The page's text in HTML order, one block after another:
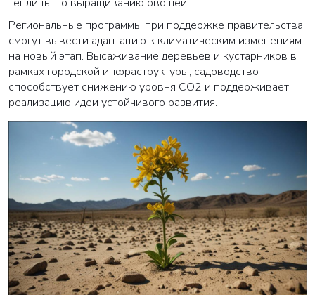
Региональные программы при поддержке правительства
смогут вывести адаптацию к климатическим изменениям
на новый этап. Высаживание деревьев и кустарников в
рамках городской инфраструктуры, садоводство
способствует снижению уровня CO2 и поддерживает
реализацию идеи устойчивого развития.